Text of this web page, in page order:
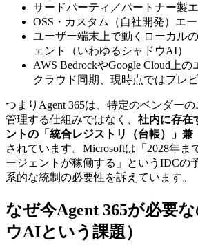
サードパーティ／パートナー製
OSS・カスタム（自社開発）エ
ユーザー端末上で動くローカル
ェント（いわゆるシャドウAI）
AWS BedrockやGoogle Cloud上
クラウド同期、現時点ではプレビ
つまりAgent 365は、特定のベンダー
管理する仕組みではなく、 社内に存在
ントの「統合レジストリ（台帳）」兼
されています。Microsoftは「2028年ま
ージェントが稼働する」というIDCの
系的な統制の必要性を訴えています。
なぜ今Agent 365が必要
ウAIという課題）